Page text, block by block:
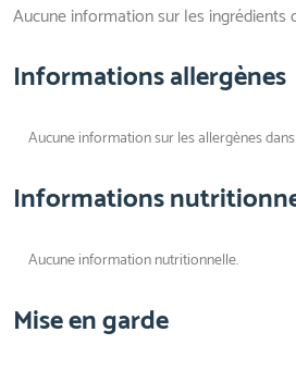
Aucune information sur les ingrédients
Informations allergènes
Aucune information sur les allergènes
Informations
Aucune information nutritionnelle.
Mise en garde